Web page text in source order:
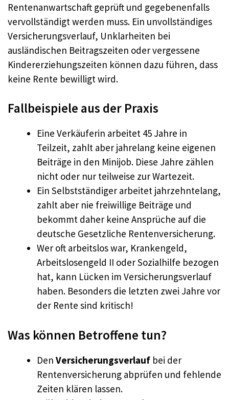
Rentenanwartschaft geprüft und gegebenenfalls
vervollständigt werden muss. Ein unvollständiges
Versicherungsverlauf, Unklarheiten bei
ausländischen Beitragszeiten oder vergessene
Kindererziehungszeiten können dazu führen, dass
keine Rente bewilligt wird.
Fallbeispiele aus der Praxis
Eine Verkäuferin arbeitet 45 Jahre in
Teilzeit, zahlt aber jahrelang keine eigenen
Beiträge in den Minijob. Diese Jahre zählen
nicht oder nur teilweise zur Wartezeit.
Ein Selbstständiger arbeitet jahrzehntelang,
zahlt aber nie freiwillige Beiträge und
bekommt daher keine Ansprüche auf die
deutsche Gesetzliche Rentenversicherung.
Wer oft arbeitslos war, Krankengeld,
Arbeitslosengeld II oder Sozialhilfe bezogen
hat, kann Lücken im Versicherungsverlauf
haben. Besonders die letzten zwei Jahre vor
der Rente sind kritisch!
Was können Betroffene tun?
Den Versicherungsverlauf bei der
Rentenversicherung abprüfen und fehlende
Zeiten klären lassen.